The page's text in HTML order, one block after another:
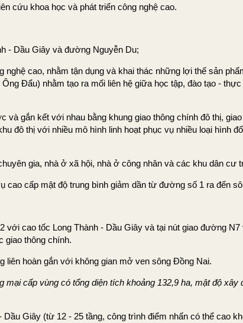
cứu khoa học và phát triển công nghệ cao.
- Dầu Giây và đường Nguyễn Du;
cao, nhằm tận dụng và khai thác những lợi thế sản
Đẩu) nhằm tạo ra mối liên hệ giữa học tập, đào tạo -
gắn kết với nhau bằng khung giao thông chính đô thị,
đô thị với nhiều mô hình linh hoạt phục vụ nhiều loại hình
gia, nhà ở xã hội, nhà ở công nhân và các khu dân cư
cấp mật độ trung bình giảm dần từ đường số 1 ra đến
với cao tốc Long Thành - Dầu Giây và tại nút giao đường
giao thông chính.
liên hoàn gắn với không gian mở ven sông Đồng Nai.
cấp vùng có tổng diện tích khoảng 132,9 ha, mật độ xây
Giây (từ 12 - 25 tầng, công trình điểm nhấn có thể cao